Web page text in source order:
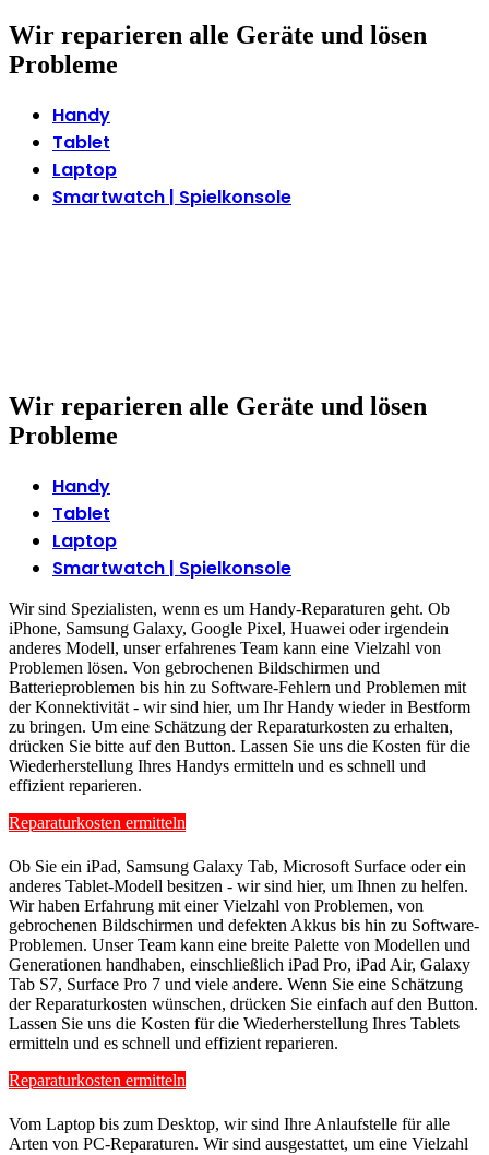
Wir reparieren alle Geräte und lösen
Probleme
Handy
Tablet
Laptop
Smartwatch | Spielkonsole
Wir reparieren alle Geräte und lösen
Probleme
Handy
Tablet
Laptop
Smartwatch | Spielkonsole
Wir sind Spezialisten, wenn es um Handy-Reparaturen geht. Ob
iPhone, Samsung Galaxy, Google Pixel, Huawei oder irgendein
anderes Modell, unser erfahrenes Team kann eine Vielzahl von
Problemen lösen. Von gebrochenen Bildschirmen und
Batterieproblemen bis hin zu Software-Fehlern und Problemen mit
der Konnektivität - wir sind hier, um Ihr Handy wieder in Bestform
zu bringen. Um eine Schätzung der Reparaturkosten zu erhalten,
drücken Sie bitte auf den Button. Lassen Sie uns die Kosten für die
Wiederherstellung Ihres Handys ermitteln und es schnell und
effizient reparieren.
Reparaturkosten ermitteln
Ob Sie ein iPad, Samsung Galaxy Tab, Microsoft Surface oder ein
anderes Tablet-Modell besitzen - wir sind hier, um Ihnen zu helfen.
Wir haben Erfahrung mit einer Vielzahl von Problemen, von
gebrochenen Bildschirmen und defekten Akkus bis hin zu Software-
Problemen. Unser Team kann eine breite Palette von Modellen und
Generationen handhaben, einschließlich iPad Pro, iPad Air, Galaxy
Tab S7, Surface Pro 7 und viele andere. Wenn Sie eine Schätzung
der Reparaturkosten wünschen, drücken Sie einfach auf den Button.
Lassen Sie uns die Kosten für die Wiederherstellung Ihres Tablets
ermitteln und es schnell und effizient reparieren.
Reparaturkosten ermitteln
Vom Laptop bis zum Desktop, wir sind Ihre Anlaufstelle für alle
Arten von PC-Reparaturen. Wir sind ausgestattet, um eine Vielzahl